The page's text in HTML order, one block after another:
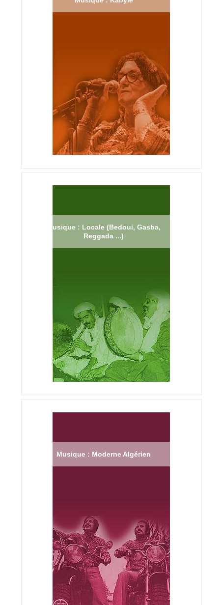
Musique : Locale (Bedoui, Gasba,
Reggada ...)
Musique : Moderne Algérien